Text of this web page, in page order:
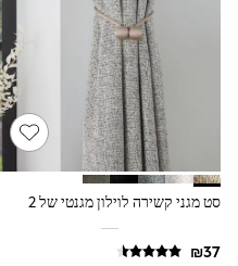
Toy Story
THE SET
Shop All Footwear
Sandals & Clogs
Baby & Toddler
Boots
Half Sizes
School Shoes
Slippers
Sneakers & Pumps
Wide Fit
Wellies
Tops
סט מגני קשירה לוילון מגנטי של 2